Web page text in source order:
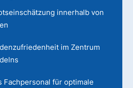
innerhalb von
im Zentrum
Fachpersonal für optimale